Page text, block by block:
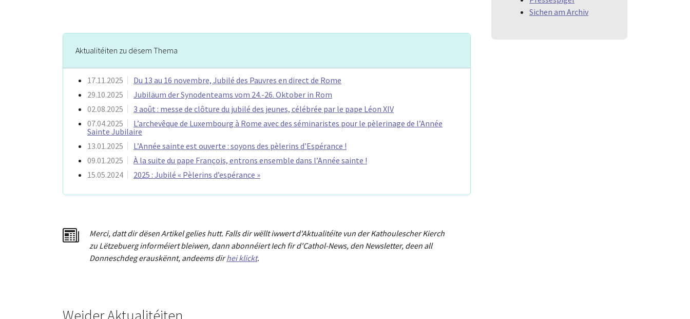
Aktualitéiten zu dësem Thema
17.11.2025
Du 13 au 16 novembre, Jubilé des Pauvres en direct de Rome
29.10.2025
Jubiläum der Synodenteams vom 24.-26. Oktober in Rom
02.08.2025
3 août : messe de clôture du jubilé des jeunes, célébrée par le pape Léon XIV
07.04.2025
L’archevêque de Luxembourg à Rome avec des séminaristes pour le pèlerinage de l’Année
Sainte Jubilaire
13.01.2025
L’Année sainte est ouverte : soyons des pèlerins d’Espérance !
09.01.2025
À la suite du pape François, entrons ensemble dans l’Année sainte !
15.05.2024
2025 : Jubilé « Pèlerins d’espérance »
Merci, dattdir dësen Artikel gelies hutt. Falls dir wëllt iwwert d'Aktualitéite vun der Kathoulescher Kierch
zu Lëtzebuerg informéiert bleiwen, dann abonnéiert Iech fir d'Cathol-News, den Newsletter, deen all
Donneschdeg erauskënnt, andeems dirhei klickt.
Sichen am Archiv